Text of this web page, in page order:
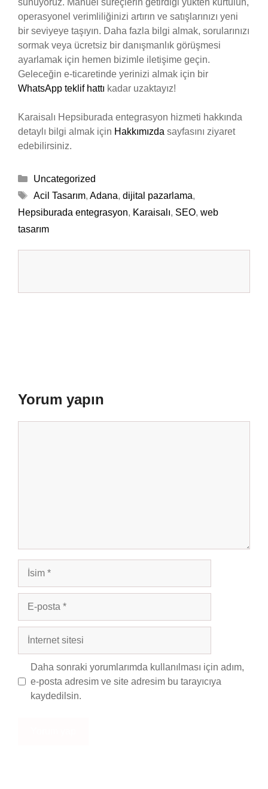
sunuyoruz. Manuel süreçlerin getirdiği yükten kurtulun,
operasyonel verimliliğinizi artırın ve satışlarınızı yeni
bir seviyeye taşıyın. Daha fazla bilgi almak, sorularınızı
sormak veya ücretsiz bir danışmanlık görüşmesi
ayarlamak için hemen bizimle iletişime geçin.
Geleceğin e-ticaretinde yerinizi almak için bir
WhatsApp teklif hattı kadar uzaktayız!
Karaisalı Hepsiburada entegrasyon hizmeti hakkında
detaylı bilgi almak için Hakkımızda sayfasını ziyaret
edebilirsiniz.
Kategoriler
Uncategorized
Etiketler
Acil Tasarım, Adana, dijital pazarlama,
Hepsiburada entegrasyon, Karaisalı, SEO, web
tasarım
Yorum yapın
İsim
posta
İnternet
Daha sonraki yorumlarımda kullanılması için adım,
e-posta adresim ve site adresim bu tarayıcıya
kaydedilsin.